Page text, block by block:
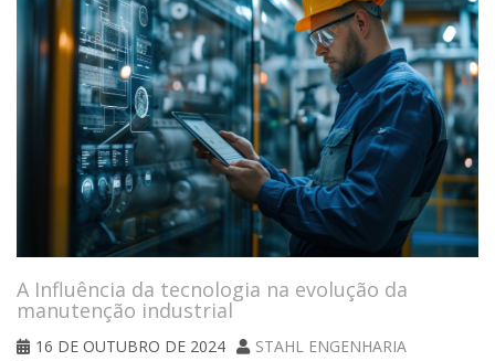
A Influência da tecnologia na evolução da
manutenção industrial
16 DE OUTUBRO DE 2024
STAHL ENGENHARIA